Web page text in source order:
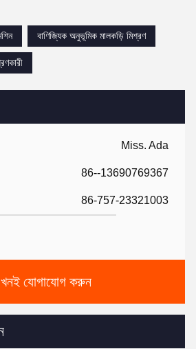
Miss. Ada
86--13690769367
86-757-23321003
যোগাযোগ করুন
বাণিজ্যিক অনুভূমিক মালকড়ি মিশ্রণ